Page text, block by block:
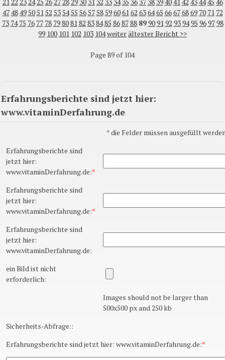
474849505152 535455 56575859606162 636465 66676869 70 71 72
73 74 75 76 77 78 79808182 838485 868788 89909192 939495 969798
99 100 101 102 103 104weiterältester Bericht >>
Page 89 of 104
Erfahrungsberichte sind jetzt hier:
www.vitaminDerfahrung.de
*die Felder müssen ausgefüllt
Erfahrungsberichte sind
jetzt hier:
www.vitaminDerfahrung.de:*
Erfahrungsberichte sind
jetzt hier:
www.vitaminDerfahrung.de:*
Erfahrungsberichte sind
jetzt hier:
www.vitaminDerfahrung.de:
ein Bild ist nicht
erforderlich:
Images should not be larger than
500x500 px and 250 kb
Sicherheits-Abfrage::
Erfahrungsberichte sind jetzt hier: www.vitaminDerfahrung.de:*